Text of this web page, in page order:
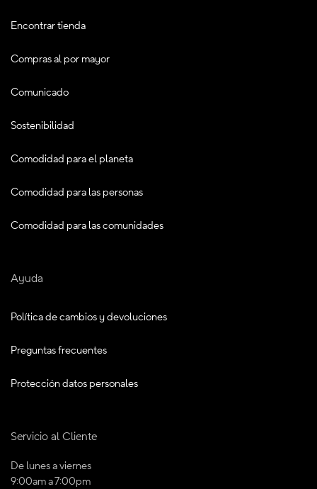
Encontrar tienda
Compras al por mayor
Comunicado
Sostenibilidad
Comodidad para el planeta
Comodidad para las personas
Comodidad para las comunidades
Ayuda
Política de cambios y devoluciones
Preguntas frecuentes
Protección datos personales
Servicio al Cliente
De lunes a viernes
9:00am a 7:00pm